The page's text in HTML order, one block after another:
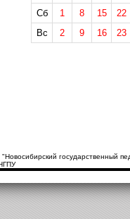
Сб
1 8 15
22
Вс
2 9 16 23
государственный